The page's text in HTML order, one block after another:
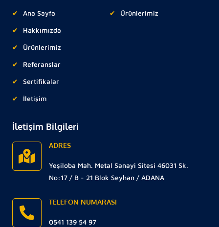
Ana Sayfa
Hakkımızda
Ürünlerimiz
Referanslar
Sertifikalar
İletişim
Ürünlerimiz
İletişim Bilgileri
ADRES
Yeşiloba Mah. Metal Sanayi Sitesi 46031 Sk.
No:17 / B - 21 Blok Seyhan / ADANA
TELEFON NUMARASI
0541 139 54 97